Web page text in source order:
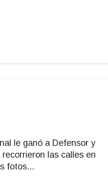
le ganó a Defensor y
las calles en
fotos...